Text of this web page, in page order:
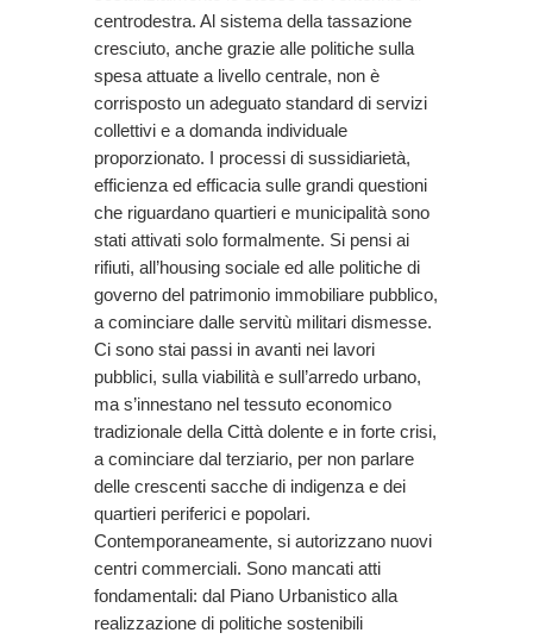
centrodestra. Al sistema della tassazione
cresciuto, anche grazie alle politiche sulla
spesa attuate a livello centrale, non è
corrisposto un adeguato standard di servizi
collettivi e a domanda individuale
proporzionato. I processi di sussidiarietà,
efficienza ed efficacia sulle grandi questioni
che riguardano quartieri e municipalità sono
stati attivati solo formalmente. Si pensi ai
rifiuti, all’housing sociale ed alle politiche di
governo del patrimonio immobiliare pubblico,
a cominciare dalle servitù militari dismesse.
Ci sono stai passi in avanti nei lavori
pubblici, sulla viabilità e sull’arredo urbano,
ma s’innestano nel tessuto economico
tradizionale della Città dolente e in forte crisi,
a cominciare dal terziario, per non parlare
delle crescenti sacche di indigenza e dei
quartieri periferici e popolari.
Contemporaneamente, si autorizzano nuovi
centri commerciali. Sono mancati atti
fondamentali: dal Piano Urbanistico alla
realizzazione di politiche sostenibili